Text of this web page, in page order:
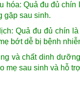
hóa: Quả đu đủ
gặp sau sinh.
Quả đu đủ chín
bớt dễ bị bệnh
và chất dinh
mẹ sau sinh và hỗ